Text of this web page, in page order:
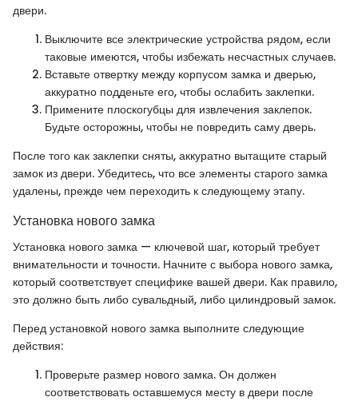
двери.
Выключите все электрические устройства рядом, если
таковые имеются, чтобы избежать несчастных случаев.
Вставьте отвертку между корпусом замка и дверью,
аккуратно подденьте его, чтобы ослабить заклепки.
Примените плоскогубцы для извлечения заклепок.
Будьте осторожны, чтобы не повредить саму дверь.
После того как заклепки сняты, аккуратно вытащите старый
замок из двери. Убедитесь, что все элементы старого замка
удалены, прежде чем переходить к следующему этапу.
Установка нового замка
Установка нового замка — ключевой шаг, который требует
внимательности и точности. Начните с выбора нового замка,
который соответствует специфике вашей двери. Как правило,
это должно быть либо сувальдный, либо цилиндровый замок.
Перед установкой нового замка выполните следующие
действия:
Проверьте размер нового замка. Он должен
соответствовать оставшемуся месту в двери после